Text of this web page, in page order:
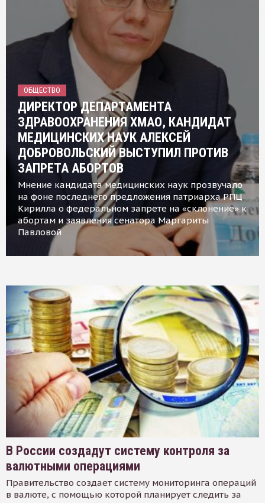
ОБЩЕСТВО
ДИРЕКТОР ДЕПАРТАМЕНТА
ЗДРАВООХРАНЕНИЯ ХМАО, КАНДИДАТ
МЕДИЦИНСКИХ НАУК АЛЕКСЕЙ
ДОБРОВОЛЬСКИЙ ВЫСТУПИЛ ПРОТИВ
ЗАПРЕТА АБОРТОВ
Мнение кандидата медицинских наук прозвучало
на фоне последнего предложения патриарха РПЦ
Кирилла о федеральном запрете на «склонение» к
абортам и заявления сенатора Маргариты
Павловой
В России создадут систему контроля за
валютными операциями
Правительство создает систему мониторинга операций
в валюте, с помощью которой планирует следить за